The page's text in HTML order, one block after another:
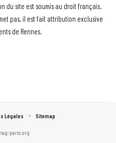
du site est soumis au droit français.
pas, il est fait attribution exclusive
de Rennes.
paris.org
Légales Sitemap